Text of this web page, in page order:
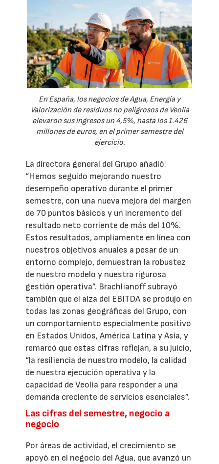
En España, los negocios de Agua, Energía y
Valorización de residuos no peligrosos de Veolia
elevaron sus ingresos un 4,5%, hasta los 1.426
millones de euros, en el primer semestre del
ejercicio.
La directora general del Grupo añadió:
“Hemos seguido mejorando nuestro
desempeño operativo durante el primer
semestre, con una nueva mejora del margen
de 70 puntos básicos y un incremento del
resultado neto corriente de más del 10%.
Estos resultados, ampliamente en línea con
nuestros objetivos anuales a pesar de un
entorno complejo, demuestran la robustez
de nuestro modelo y nuestra rigurosa
gestión operativa”. Brachlianoff subrayó
también que el alza del EBITDA se produjo en
todas las zonas geográficas del Grupo, con
un comportamiento especialmente positivo
en Estados Unidos, América Latina y Asia, y
remarcó que estas cifras reflejan, a su juicio,
“la resiliencia de nuestro modelo, la calidad
de nuestra ejecución operativa y la
capacidad de Veolia para responder a una
demanda creciente de servicios esenciales”.
Las cifras del semestre, negocio a
negocio
Por áreas de actividad, el crecimiento se
apoyó en el negocio del Agua, que avanzó un